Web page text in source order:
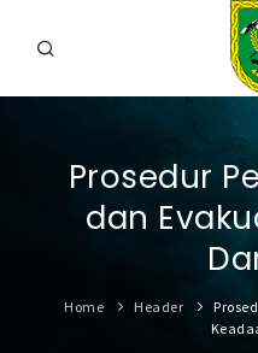
PROFIL
INFORMASI
SARANA &
Prosedur
dan
Home Header